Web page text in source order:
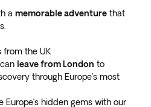
a memorable adventure that
from the UK
leave from London to
through Europe’s most
Europe’s hidden gems with our